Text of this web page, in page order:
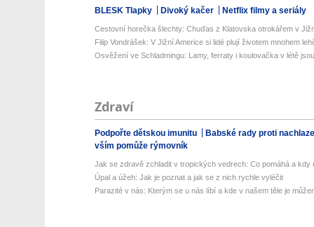
BLESK Tlapky Divoký kačer Netflix filmy a seriály
Cestovní horečka šlechty: Chuďas z Klatovska otrokářem v
Filip Vondrášek: V Jižní Americe si lidé plují životem mnohem
Osvěžení ve Schladmingu: Lamy, ferraty i koulovačka v létě
Zdraví
Podpořte dětskou imunitu
Babské rady proti
vším pomůže rýmovník
Jak se zdravě zchladit v tropických vedrech: Co pomáhá a kdy
Úpal a úžeh: Jak je poznat a jak se z nich rychle vyléčit
Parazité v nás: Kterým se u nás líbí a kde v našem těle je